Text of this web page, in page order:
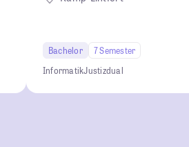
Bachelor
7 Semester
InformatikJustizdual